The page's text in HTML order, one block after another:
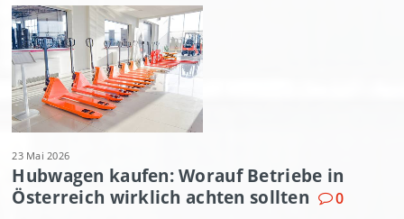
23 Mai 2026
Hubwagen kaufen: Worauf Betriebe in
Österreich wirklich achten sollten
0